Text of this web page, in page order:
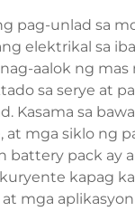
pag-unlad sa
elektrikal sa
aalok ng mas
sa serye at
Kasama sa
mga siklo ng
battery pack ay
kapag
mga